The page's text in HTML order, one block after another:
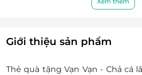
Giới thiệu sản phẩm
Thẻ quà tặng Vạn Vạn - Chả cá